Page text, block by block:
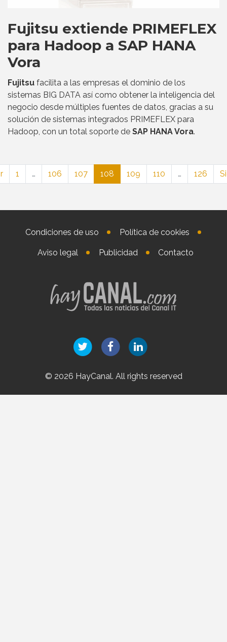
Fujitsu extiende PRIMEFLEX
para Hadoop a SAP HANA
Vora
Fujitsu facilita a las empresas el dominio de los
sistemas BIG DATA así como obtener la inteligencia del
negocio desde múltiples fuentes de datos, gracias a su
solución de sistemas integrados PRIMEFLEX para
Hadoop, con un total soporte de SAP HANA Vora.
1 … 106 107 108 109 110 … 126
Condiciones de uso Política de cookies
Aviso legal Publicidad Contacto
© 2026 HayCanal. All rights reserved